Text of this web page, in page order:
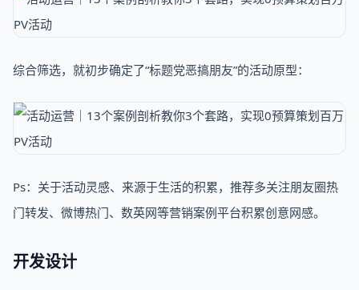
综合筛选，就初步确定了“标题党恶搞朋友”的活动原型：
Ps：关于活动灵感、来源于生活的积累，推荐多关注朋友圈热
门转发、微博热门、数英网等营销案例平台积累创意网感。
开发设计